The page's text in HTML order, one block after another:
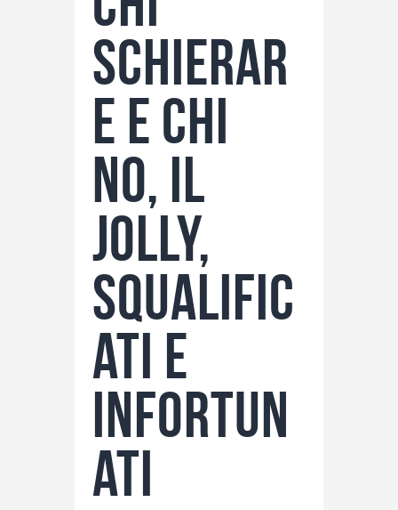
schierar
e e chi
no, il
jolly,
squalific
ati e
infortun
ati